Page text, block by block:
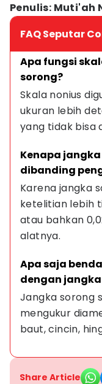
Penulis: Muti'ah
FAQ Seputar
Apa fungsi
sorong?
Skala nonius
ukuran lebih
yang tidak bisa
Kenapa
dibanding
Karena jangka
ketelitian lebih
atau bahkan
alatnya.
Apa saja
dengan
Jangka sorong
mengukur
baut, cincin,
Share Article